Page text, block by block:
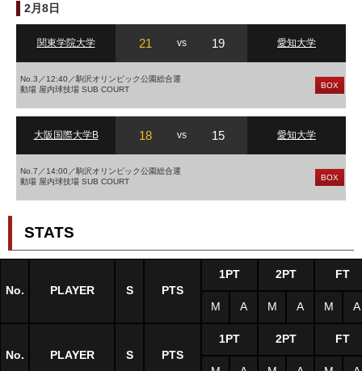
2月8日
関東学院大学 21 vs 19 愛知大学
No.3／12:40／駒沢オリンピック公園総合運
動場 屋内球技場 SUB COURT
BOX
大阪国際大学B 18 vs 15 愛知大学
No.7／14:00／駒沢オリンピック公園総合運
動場 屋内球技場 SUB COURT
BOX
STATS
No. PLAYER S PTS
1PT 2PT FT
M A M A M A
No. PLAYER S PTS
1PT 2PT FT